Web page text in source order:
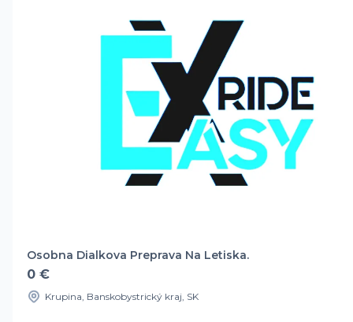
Osobna Dialkova Preprava Na Letiska.
0 €
Krupina, Banskobystrický kraj, SK